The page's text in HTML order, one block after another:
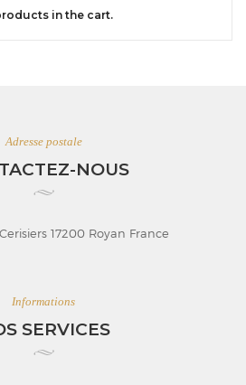
in the cart.
Adresse postale
NOUS
17200 Royan France
Informations
SERVICES